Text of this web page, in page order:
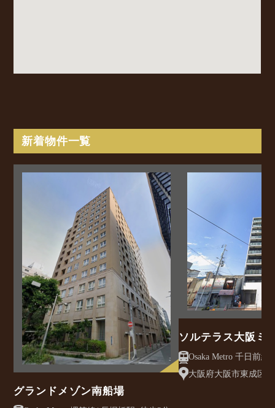
新着物件一覧
グランドメゾン南船場
ソルテラス大阪ミ
クレアスト
大阪府大阪市東成区